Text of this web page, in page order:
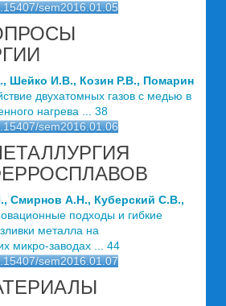
sem2016.01.05
Шейко И.В., Козин Р.В., Помарин
двухатомных газов с медью в
нагрева ... 38
sem2016.01.06
Смирнов А.Н., Куберский С.В.,
подходы и гибкие
металла на
микро-заводах ... 44
sem2016.01.07